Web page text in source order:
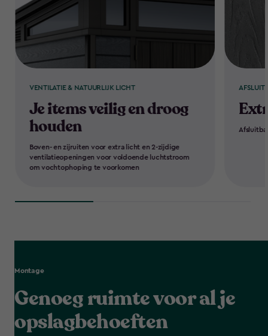
VENTILATIE & NATUURLIJK LICHT
Je items veilig en droog
houden
Boven- en zijruiten voor extra licht en 2-zijdige
ventilatieopeningen voor voldoende luchtstroom
om vochtophoping te voorkomen
Montage
Genoeg ruimte voor al je
opslagbehoeften